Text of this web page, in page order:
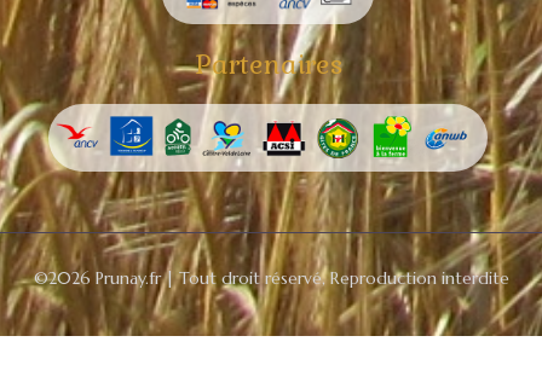
Partenaires
©2026 Prunay.fr | Tout droit réservé, Reproduction interdite